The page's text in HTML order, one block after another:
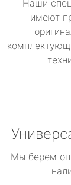
Наши
имеют
Мы берем